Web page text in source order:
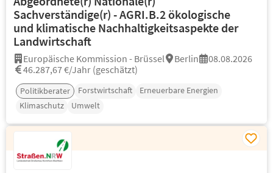
Sachverständige(r) - AGRI.B.2 ökologische
und klimatische Nachhaltigkeitsaspekte der
Landwirtschaft
Europäische Kommission - Brüssel Berlin
08.08.2026
46.287,67 €/Jahr (geschätzt)
Politikberater Forstwirtschaft
Erneuerbare Energien
Klimaschutz
Umwelt